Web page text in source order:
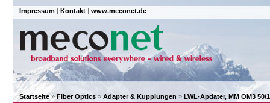
Impressum | Kontakt | www.meconet.de
Startseite»Fiber Optics » Adapter & Kupplungen » LWL-Apdater, MM OM3